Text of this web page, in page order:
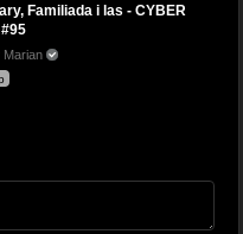
Familiada i las - CYBER
#95
Marian